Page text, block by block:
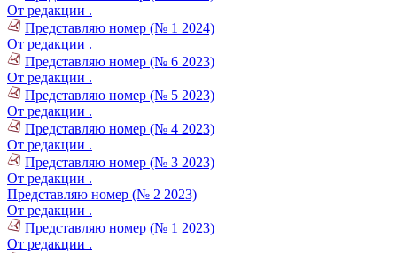
От редакции .
Представляю номер (№ 1 2024)
От редакции .
Представляю номер (№ 6 2023)
От редакции .
Представляю номер (№ 5 2023)
От редакции .
Представляю номер (№ 4 2023)
От редакции .
Представляю номер (№ 3 2023)
От редакции .
Представляю номер (№ 2 2023)
От редакции .
Представляю номер (№ 1 2023)
От редакции .